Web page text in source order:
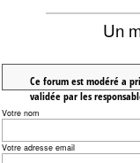
Un
Ce forum est modéré a
validée par les
Votre nom
Votre adresse email